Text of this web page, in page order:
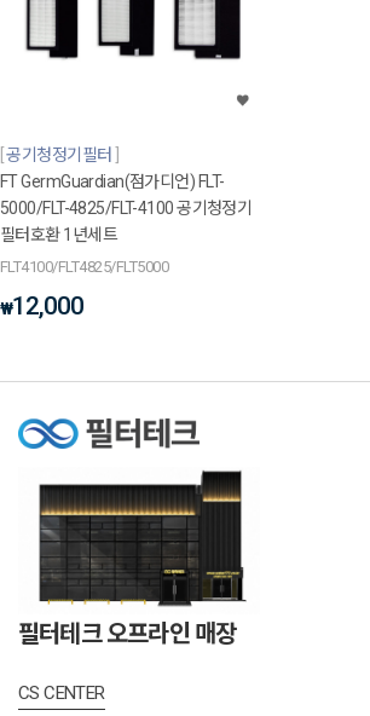
공기청정기필터
FT GermGuardian(점가디언) FLT-
5000/FLT-4825/FLT-4100 공기청정기
필터호환 1년세트
FLT4100/FLT4825/FLT5000
₩12,000
필터테크 오프라인 매장
CS CENTER